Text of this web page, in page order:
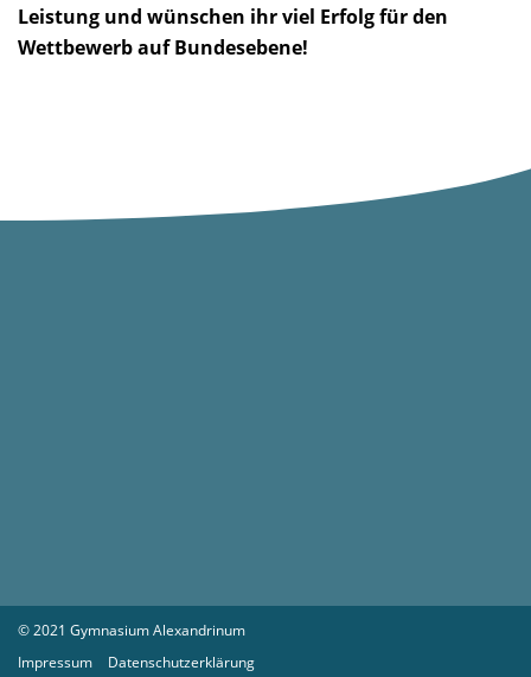
Leistung und wünschen ihr viel Erfolg für den
Wettbewerb auf Bundesebene!
© 2021 Gymnasium Alexandrinum
Impressum
Datenschutzerklärung